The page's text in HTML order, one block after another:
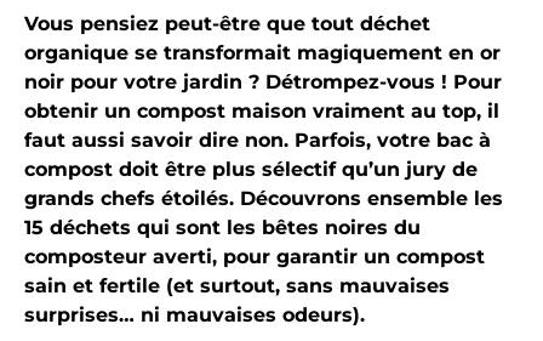
Vous pensiez peut-être que tout déchet
organique se transformait magiquement en or
noir pour votre jardin ? Détrompez-vous ! Pour
obtenir un compost maison vraiment au top, il
faut aussi savoir dire non. Parfois, votre bac à
compost doit être plus sélectif qu’un jury de
grands chefs étoilés. Découvrons ensemble les
15 déchets qui sont les bêtes noires du
composteur averti, pour garantir un compost
sain et fertile (et surtout, sans mauvaises
surprises… ni mauvaises odeurs).